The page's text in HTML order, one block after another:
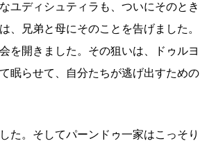
ユディシュティラも、ついにそのとき
、兄弟と母にそのことを告げました。
を開きました。その狙いは、ドゥルヨ
眠らせて、自分たちが逃げ出すための
た。そしてパーンドゥ一家はこっそり